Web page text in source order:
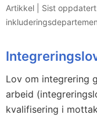
Artikkel | Sist
Lov om integrering
arbeid
kvalifisering i